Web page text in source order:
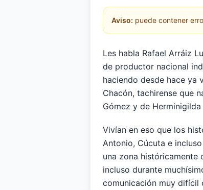
Aviso: puede contener
Les habla Rafael Arráiz
de productor nacional
haciendo desde hace ya
Chacón, tachirense que
Gómez y de Herminigilda
Vivían en eso que los
Antonio, Cúcuta e
una zona históricamente
incluso durante
comunicación muy difícil